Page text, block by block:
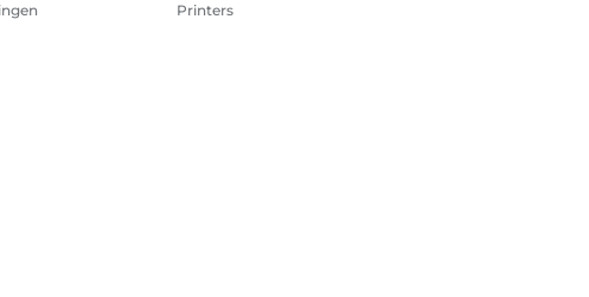
Printers